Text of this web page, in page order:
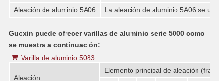
Aleación de aluminio 5A06
La aleación de aluminio 5A06 se
Guoxin puede ofrecer varillas de aluminio serie 5000 como
se muestra a continuación:
Varilla de aluminio 5083
Aleación
Elemento principal de aleación